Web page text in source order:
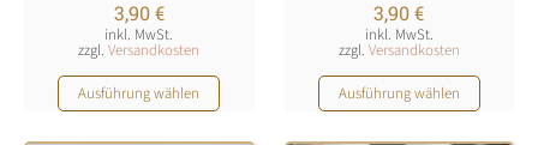
3,90€
inkl. MwSt.
zzgl.Versandkosten
Ausführung wählen
Dieses
Produkt
3,90€
inkl. MwSt.
zzgl. Versandkosten
Ausführung wählen
Dieses
Produkt